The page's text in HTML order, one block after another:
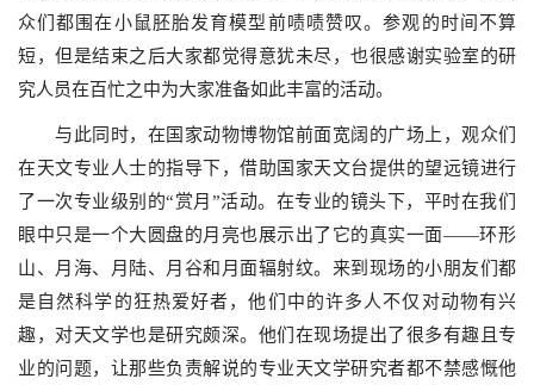
众们都围在小鼠胚胎发育模型前啧啧赞叹。参观的时间不算
短，但是结束之后大家都觉得意犹未尽，也很感谢实验室的研
究人员在百忙之中为大家准备如此丰富的活动。
与此同时，在国家动物博物馆前面宽阔的广场上，观众们
在天文专业人士的指导下，借助国家天文台提供的望远镜进行
了一次专业级别的“赏月”活动。在专业的镜头下，平时在我们
眼中只是一个大圆盘的月亮也展示出了它的真实一面——环形
山、月海、月陆、月谷和月面辐射纹。来到现场的小朋友们都
是自然科学的狂热爱好者，他们中的许多人不仅对动物有兴
趣，对天文学也是研究颇深。他们在现场提出了很多有趣且专
业的问题，让那些负责解说的专业天文学研究者都不禁感慨他